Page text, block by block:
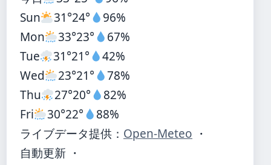
Sun
31°24°
96%
Mon
33°23°
67%
Tue
31°21°
42%
Wed
23°21°
78%
Thu
27°20°
82%
Fri
30°22°
88%
ライブデータ提供： Open-Meteo ・
自動更新 ・